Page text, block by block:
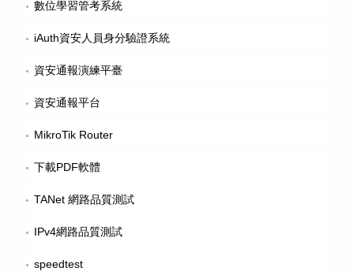
數位學習管考系統
iAuth資安人員身分驗證系統
資安通報演練平臺
資安通報平台
MikroTik Router
下載PDF軟體
TANet 網路品質測試
IPv4網路品質測試
speedtest